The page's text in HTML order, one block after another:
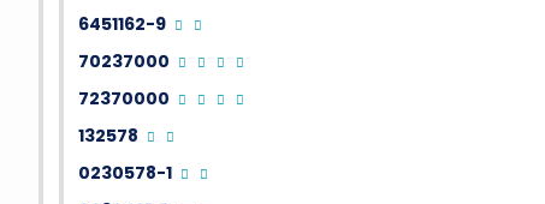
6451162-9
70237000
72370000
132578
0230578-1